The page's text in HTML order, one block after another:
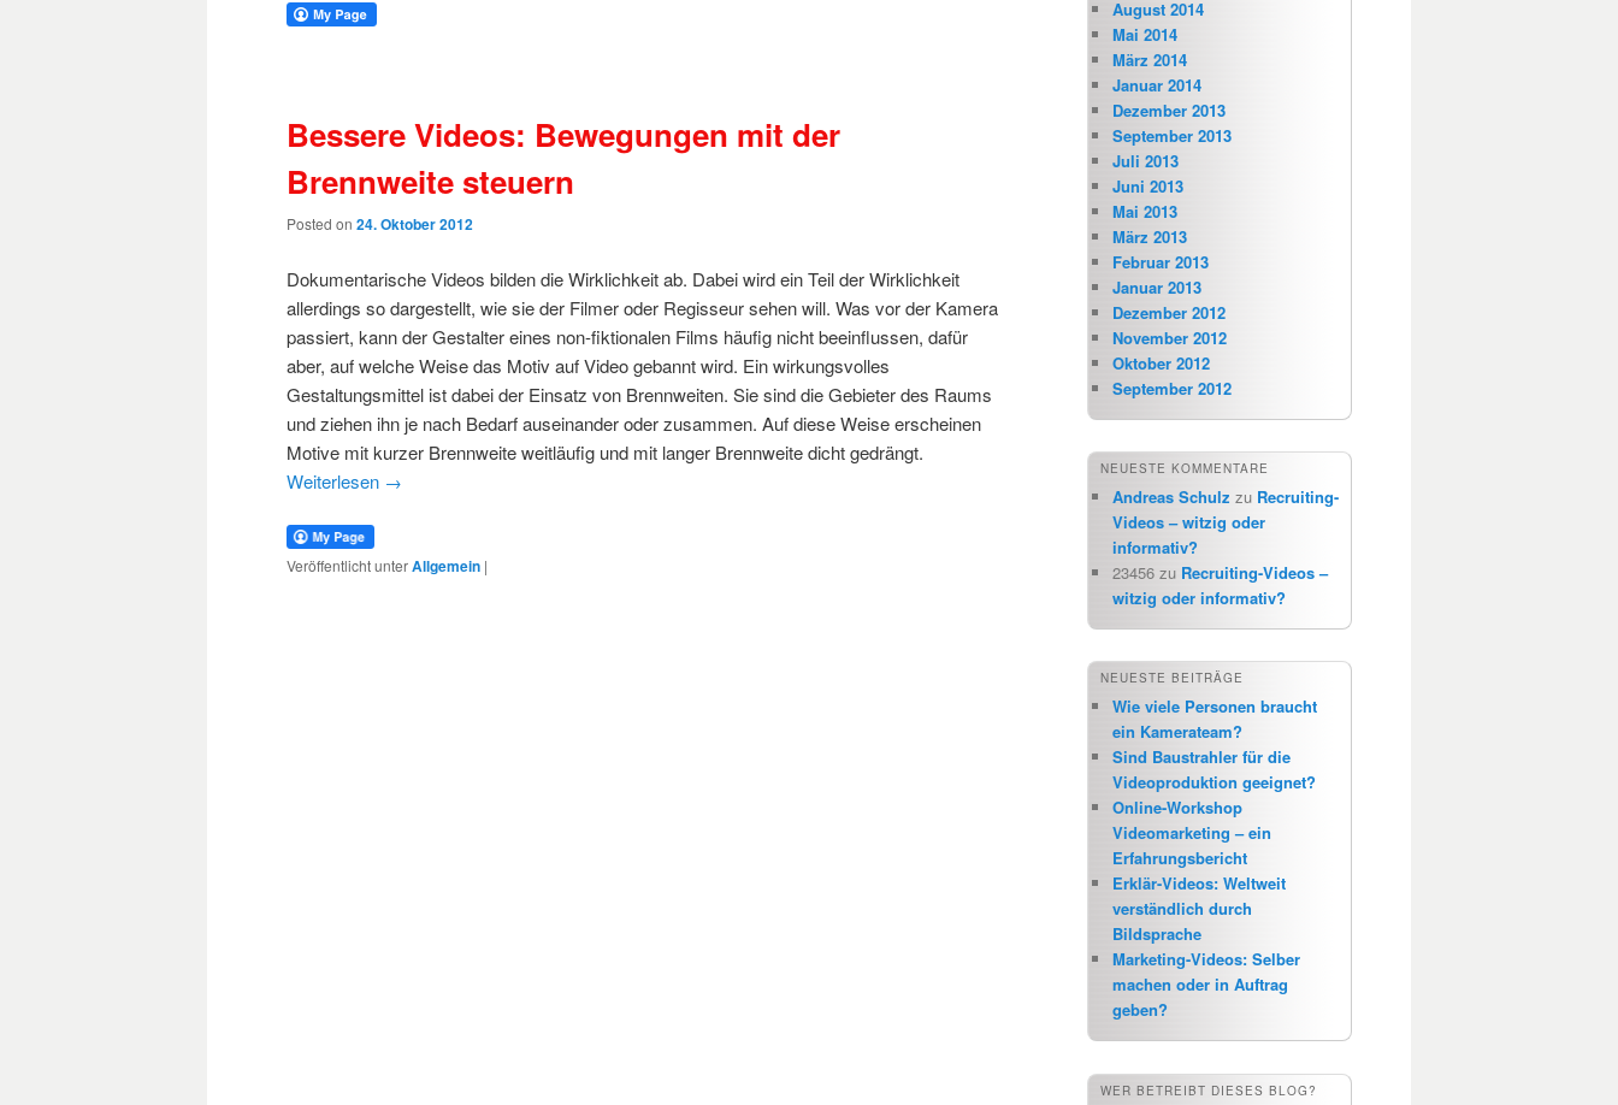
Bessere Videos: Bewegungen mit der
Brennweite steuern
Posted on 24. Oktober 2012
Dokumentarische Videos bilden die Wirklichkeit ab. Dabei wird ein Teil der Wirklichkeit
allerdings so dargestellt, wie sie der Filmer oder Regisseur sehen will. Was vor der Kamera
passiert, kann der Gestalter eines non-fiktionalen Films häufig nicht beeinflussen, dafür
aber, auf welche Weise das Motiv auf Video gebannt wird. Ein wirkungsvolles
Gestaltungsmittel ist dabei der Einsatz von Brennweiten. Sie sind die Gebieter des Raums
und ziehen ihn je nach Bedarf auseinander oder zusammen. Auf diese Weise erscheinen
Motive mit kurzer Brennweite weitläufig und mit langer Brennweite dicht gedrängt.
Weiterlesen →
Veröffentlicht unterAllgemein |
August 2014
Mai 2014
März 2014
Januar 2014
Dezember 2013
September 2013
Juli 2013
Juni 2013
Mai 2013
März 2013
Februar 2013
Januar 2013
Dezember 2012
November 2012
Oktober 2012
September 2012
NEUESTE KOMMENTARE
Andreas Schulz zu Recruiting-
Videos – witzig oder
informativ?
23456 zu Recruiting-Videos –
witzig oder informativ?
NEUESTE BEITRÄGE
Wie viele Personen braucht
ein Kamerateam?
Sind Baustrahler für die
Videoproduktion geeignet?
Online-Workshop
Videomarketing – ein
Erfahrungsbericht
Erklär-Videos: Weltweit
verständlich durch
Bildsprache
Marketing-Videos: Selber
machen oder in Auftrag
geben?
WER BETREIBT DIESES BLOG?